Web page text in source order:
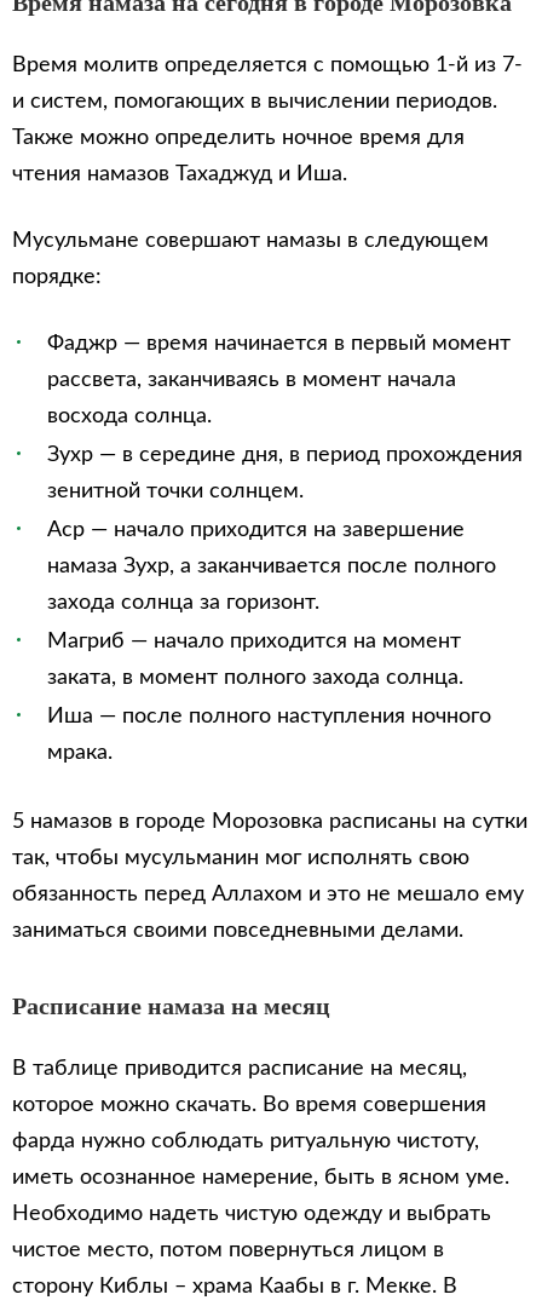
Время молитв определяется с помощью 1-й из 7-
и систем, помогающих в вычислении периодов.
Также можно определить ночное время для
чтения намазов Тахаджуд и Иша.
Мусульмане совершают намазы в следующем
порядке:
Фаджр — время начинается в первый момент
рассвета, заканчиваясь в момент начала
восхода солнца.
Зухр — в середине дня, в период прохождения
зенитной точки солнцем.
Аср — начало приходится на завершение
намаза Зухр, а заканчивается после полного
захода солнца за горизонт.
Магриб — начало приходится на момент
заката, в момент полного захода солнца.
Иша — после полного наступления ночного
мрака.
5 намазов в городе Морозовка расписаны на сутки
так, чтобы мусульманин мог исполнять свою
обязанность перед Аллахом и это не мешало ему
заниматься своими повседневными делами.
Расписание намаза на месяц
В таблице приводится расписание на месяц,
которое можно скачать. Во время совершения
фарда нужно соблюдать ритуальную чистоту,
иметь осознанное намерение, быть в ясном уме.
Необходимо надеть чистую одежду и выбрать
чистое место, потом повернуться лицом в
сторону Киблы – храма Каабы в г. Мекке. В